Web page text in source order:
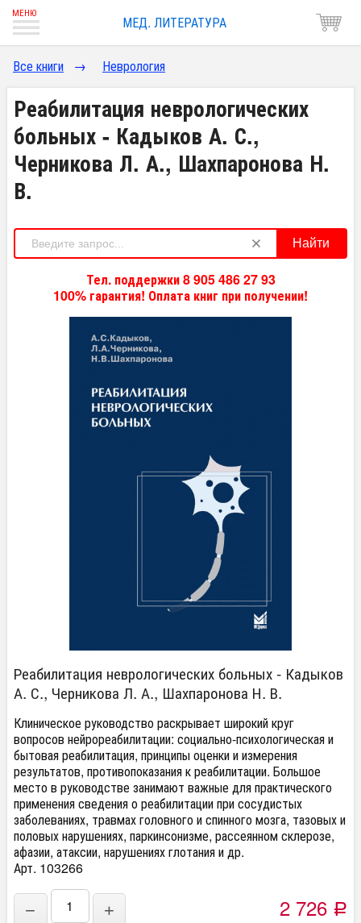
МЕД. ЛИТЕРАТУРА
Все книги → Неврология
Реабилитация неврологических
больных - Кадыков А. С.,
Черникова Л. А., Шахпаронова Н.
В.
Найти
Тел. поддержки 8 905 486 27 93
100% гарантия! Оплата книг при получении!
Реабилитация неврологических больных - Кадыков
А. С., Черникова Л. А., Шахпаронова Н. В.
Клиническое руководство раскрывает широкий круг
вопросов нейрореабилитации: социально-психологическая и
бытовая реабилитация, принципы оценки и измерения
результатов, противопоказания к реабилитации. Большое
место в руководстве занимают важные для практического
применения сведения о реабилитации при сосудистых
заболеваниях, травмах головного и спинного мозга, тазовых и
половых нарушениях, паркинсонизме, рассеянном склерозе,
афазии, атаксии, нарушениях глотания и др.
Арт. 103266
− + 2 726 Р